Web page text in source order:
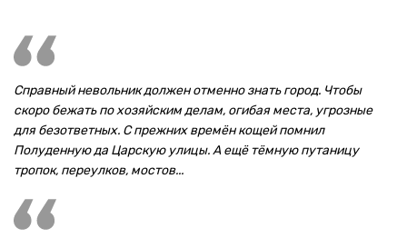
Справный невольник должен отменно знать город. Чтобы
скоро бежать по хозяйским делам, огибая места, угрозные
для безответных. С прежних времён кощей помнил
Полуденную да Царскую улицы. А ещё тёмную путаницу
тропок, переулков, мостов...